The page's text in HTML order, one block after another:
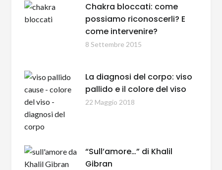
Chakra bloccati: come
possiamo riconoscerli? E
come intervenire?
8 Settembre 2015
La diagnosi del corpo: viso
pallido e il colore del viso
22 Maggio 2018
“Sull’amore…” di Khalil
Gibran